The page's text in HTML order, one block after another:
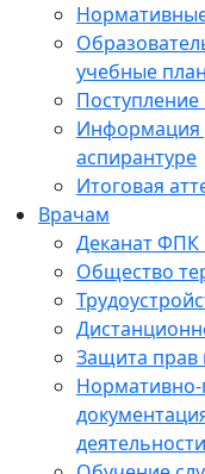
учебные
Поступление
Информация
аспирантуре
Итоговая
Врачам
Деканат
Общество
Защита прав
Нормативно-